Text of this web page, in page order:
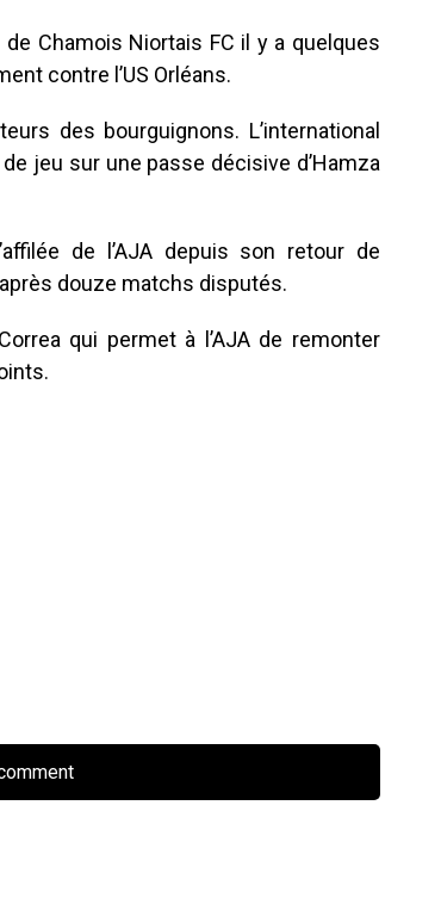
Chamois Niortais FC il y a quelques
contre l’US Orléans.
des bourguignons. L’international
jeu sur une passe décisive d’Hamza
de l’AJA depuis son retour de
douze matchs disputés.
qui permet à l’AJA de remonter